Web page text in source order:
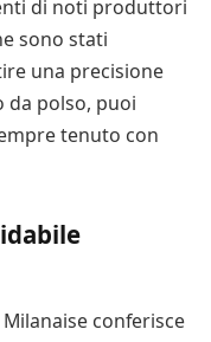
di noti produttori
sono stati
una precisione
da polso, puoi
tenuto con
conferisce